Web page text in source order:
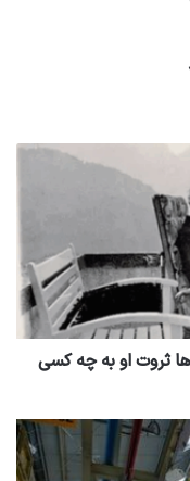
ثروت او به چه کسی